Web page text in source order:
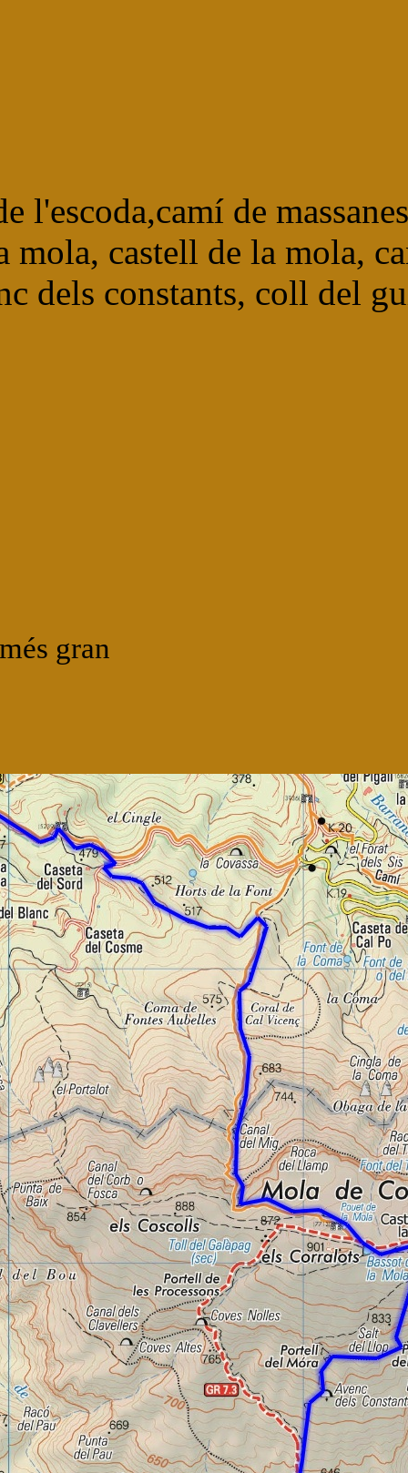
de
mola, castell de la mola,
dels constants, coll del
gran